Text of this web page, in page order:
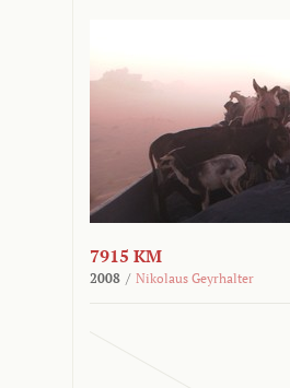
7915 KM
2008 / Nikolaus Geyrhalter